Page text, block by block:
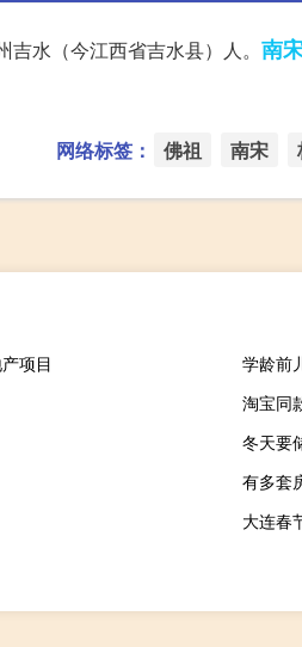
水（今江西省吉水县）人。 南
网络标签： 佛祖 南宋
项目
学龄前
冬天要
有多套
大连春